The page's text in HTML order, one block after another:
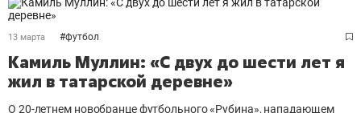
13 марта #футбол
Камиль Муллин: «С двух до шести лет я
жил в татарской деревне»
О 20-летнем новобранце футбольного «Рубина», нападающем